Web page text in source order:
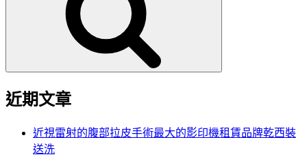
近期文章
近視雷射的腹部拉皮手術最大的影印機租賃品牌乾西裝
送洗